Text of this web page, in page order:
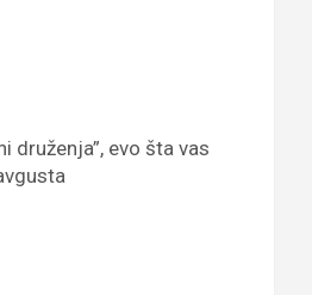
druženja”, evo šta vas